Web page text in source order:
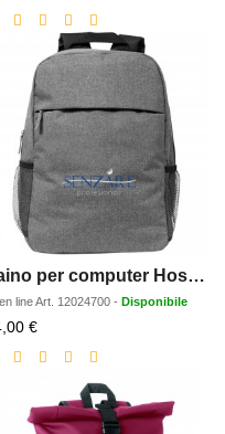
scontato
Zaino per computer Hoss da 15 - 18L
lineArt. 12024700 - Disponibile
€Prezzo
scontato